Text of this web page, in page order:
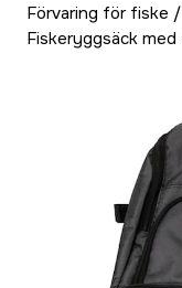
Förvaring för fiske /
Fiskeryggsäck med